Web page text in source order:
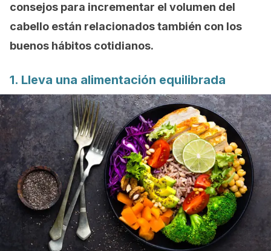
consejos para incrementar el volumen del
cabello están relacionados también con los
buenos hábitos cotidianos.
1. Lleva una alimentación equilibrada